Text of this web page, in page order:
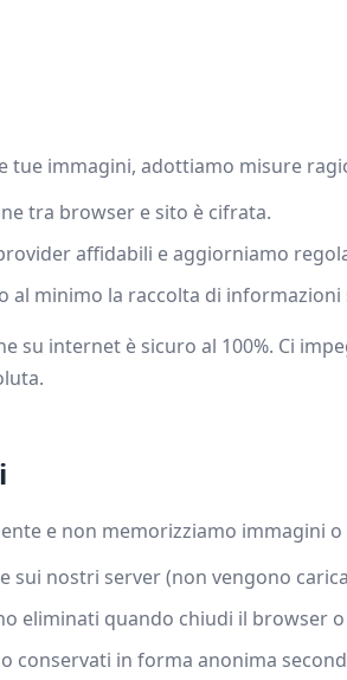
tue immagini, adottiamo misure
tra browser e sito è cifrata.
affidabili e aggiorniamo
al minimo la raccolta di informazioni
su internet è sicuro al 100%. Ci
e non memorizziamo immagini
sui nostri server (non vengono
eliminati quando chiudi il browser o
conservati in forma anonima